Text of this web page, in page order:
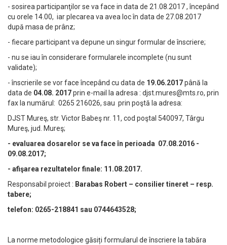
- sosirea participanţilor se va face in data de 21.08.2017 , începând
cu orele 14.00, iar plecarea va avea loc în data de 27.08.2017
după masa de prânz;
- fiecare participant va depune un singur formular de înscriere;
- nu se iau în considerare formularele incomplete (nu sunt
validate);
- înscrierile se vor face începând cu data de 19.06.2017până la
data de 04.08. 2017prin e-mail la adresa : djst.mures@mts.ro, prin
fax la numărul: 0265 216026, sau prin poştă la adresa:
DJST Mureş, str. Victor Babeş nr. 11, cod poştal 540097, Târgu
Mureş, jud. Mureş;
- evaluarea dosarelor se va face în perioada 07.08.2016 -
09.08.2017;
- afişarea rezultatelor finale: 11.08.2017.
Responsabil proiect : Barabas Robert – consilier tineret – resp.
tabere;
telefon: 0265-218841 sau 0744643528;
La norme metodologice găsiți formularul de înscriere la tabăra